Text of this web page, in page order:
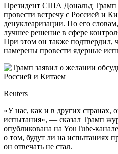
Президент США Дональд Трамп
провести встречу с Россией и
денуклеаризации. По его
лучшее решение в сфере
При этом он также
намерены провести ядерные
Reuters
«У нас, как и в других странах,
испытания», — сказал Трамп
опубликована на YouTube-
о том, будут ли на испытаниях
он отвечать не стал.